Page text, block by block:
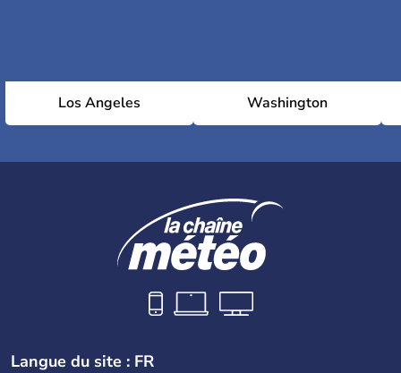
Los Angeles Washington
Langue du site : FR